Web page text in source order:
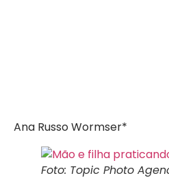
Ana Russo Wormser*
Foto: Topic Photo